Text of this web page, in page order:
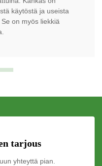
käytöstä ja useista
on myös liekkiä
tarjous
yhteyttä pian.